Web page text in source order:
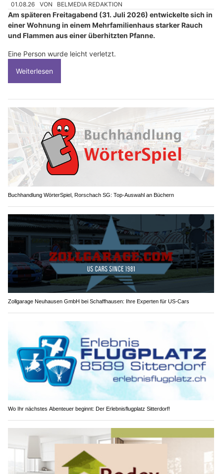
01.08.26 VON BELMEDIA REDAKTION
Am späteren Freitagabend (31. Juli 2026) entwickelte sich in
einer Wohnung in einem Mehrfamilienhaus starker Rauch
und Flammen aus einer überhitzten Pfanne.
Eine Person wurde leicht verletzt.
Weiterlesen
Buchhandlung WörterSpiel, Rorschach SG: Top-Auswahl an Büchern
Zollgarage Neuhausen GmbH bei Schaffhausen: Ihre Experten für US-Cars
Wo Ihr nächstes Abenteuer beginnt: Der Erlebnisflugplatz Sitterdorf!